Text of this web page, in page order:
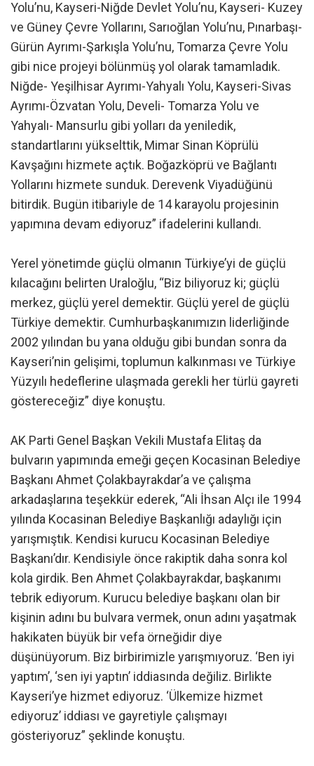
Yolu’nu, Kayseri-Niğde Devlet Yolu’nu, Kayseri- Kuzey
ve Güney Çevre Yollarını, Sarıoğlan Yolu’nu, Pınarbaşı-
Gürün Ayrımı-Şarkışla Yolu’nu, Tomarza Çevre Yolu
gibi nice projeyi bölünmüş yol olarak tamamladık.
Niğde- Yeşilhisar Ayrımı-Yahyalı Yolu, Kayseri-Sivas
Ayrımı-Özvatan Yolu, Develi- Tomarza Yolu ve
Yahyalı- Mansurlu gibi yolları da yeniledik,
standartlarını yükselttik, Mimar Sinan Köprülü
Kavşağını hizmete açtık. Boğazköprü ve Bağlantı
Yollarını hizmete sunduk. Derevenk Viyadüğünü
bitirdik. Bugün itibariyle de 14 karayolu projesinin
yapımına devam ediyoruz” ifadelerini kullandı.
Yerel yönetimde güçlü olmanın Türkiye’yi de güçlü
kılacağını belirten Uraloğlu, “Biz biliyoruz ki; güçlü
merkez, güçlü yerel demektir. Güçlü yerel de güçlü
Türkiye demektir. Cumhurbaşkanımızın liderliğinde
2002 yılından bu yana olduğu gibi bundan sonra da
Kayseri’nin gelişimi, toplumun kalkınması ve Türkiye
Yüzyılı hedeflerine ulaşmada gerekli her türlü gayreti
göstereceğiz” diye konuştu.
AK Parti Genel Başkan Vekili Mustafa Elitaş da
bulvarın yapımında emeği geçen Kocasinan Belediye
Başkanı Ahmet Çolakbayrakdar’a ve çalışma
arkadaşlarına teşekkür ederek, “Ali İhsan Alçı ile 1994
yılında Kocasinan Belediye Başkanlığı adaylığı için
yarışmıştık. Kendisi kurucu Kocasinan Belediye
Başkanı’dır. Kendisiyle önce rakiptik daha sonra kol
kola girdik. Ben Ahmet Çolakbayrakdar, başkanımı
tebrik ediyorum. Kurucu belediye başkanı olan bir
kişinin adını bu bulvara vermek, onun adını yaşatmak
hakikaten büyük bir vefa örneğidir diye
düşünüyorum. Biz birbirimizle yarışmıyoruz. ‘Ben iyi
yaptım’, ‘sen iyi yaptın’ iddiasında değiliz. Birlikte
Kayseri’ye hizmet ediyoruz. ‘Ülkemize hizmet
ediyoruz’ iddiası ve gayretiyle çalışmayı
gösteriyoruz” şeklinde konuştu.